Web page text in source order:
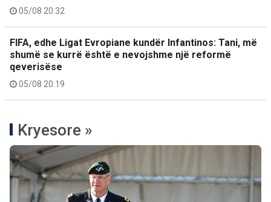
05/08 20:32
FIFA, edhe Ligat Evropiane kundër Infantinos: Tani, më
shumë se kurrë është e nevojshme një reformë
qeverisëse
05/08 20:19
Kryesore »